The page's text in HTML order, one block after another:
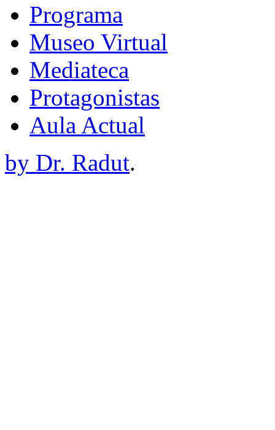
Programa
Museo Virtual
Mediateca
Protagonistas
Aula Actual
by Dr. Radut.